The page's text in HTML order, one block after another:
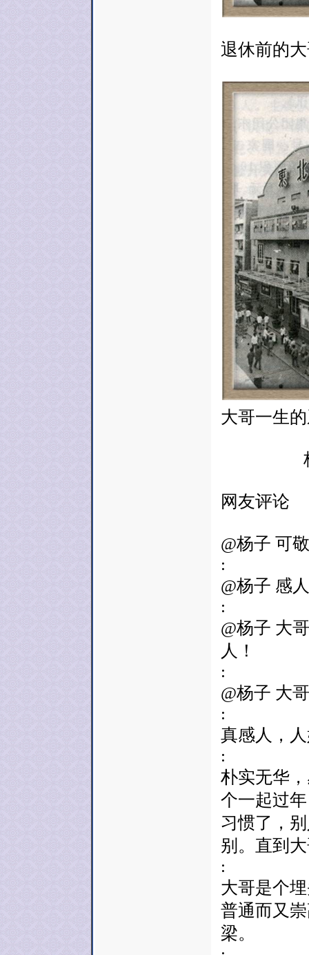
退休前的
大哥一生
杨兆宇
网友评论
@杨子 可
:
@杨子 感
:
@杨子 大
人！
:
@杨子 大
:
真感人，
:
朴实无华
个一起过
习惯了，
别。直到
:
大哥是个
普通而又
梁。